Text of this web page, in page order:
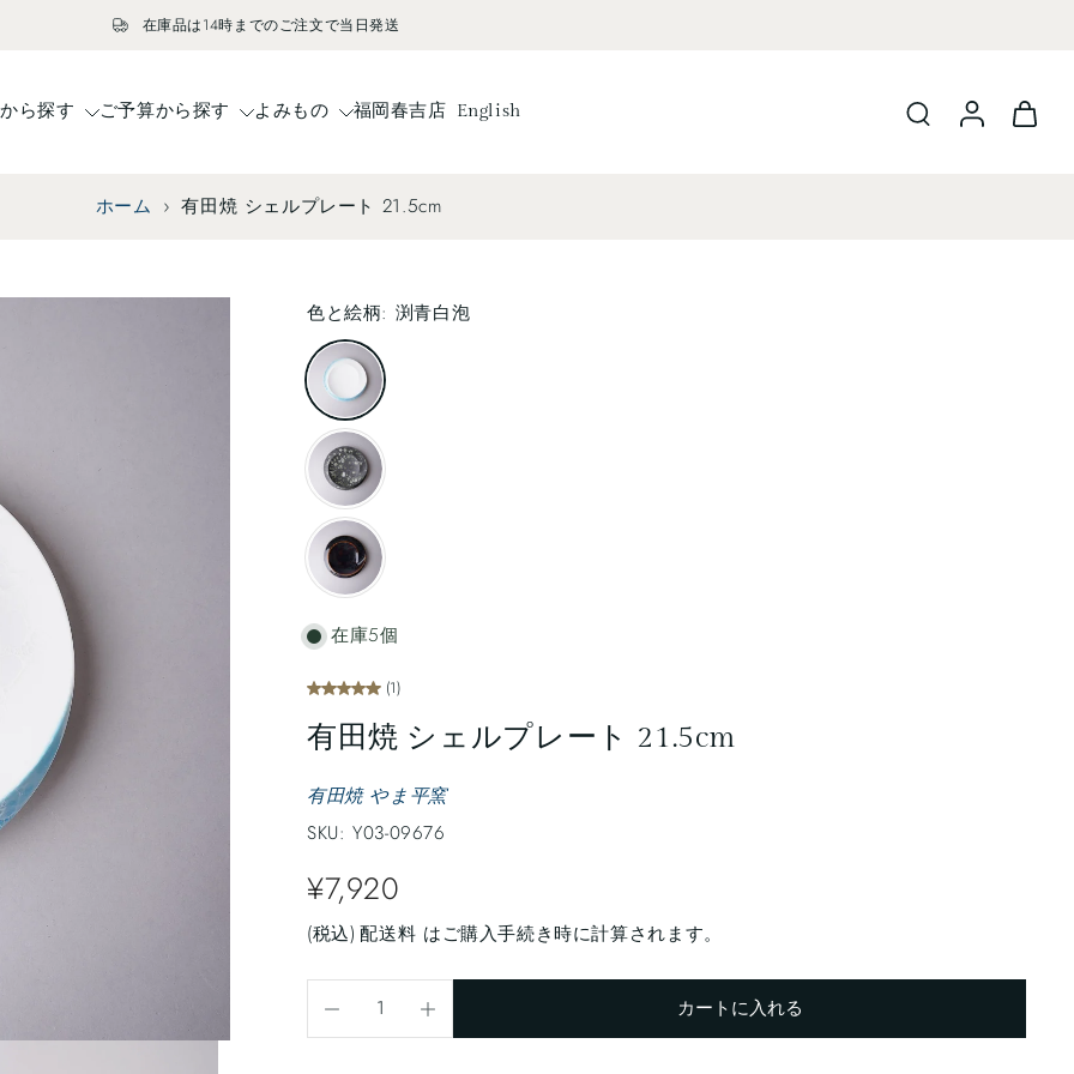
在庫品は14時までのご注文で当日発送
ら探す ご予算から探す よみもの 福岡春吉店 English
ホーム › 有田焼 シェルプレート 21.5cm
色と絵柄: 渕青白泡
在庫5個
(1)
有田焼 シェルプレート 21.5cm
有田焼 やま平窯
SKU: Y03-09676
¥7,920
(税込) 配送料 はご購入手続き時に計算されます。
カートに入れる